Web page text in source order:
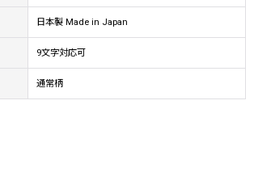
日本製 Made in Japan
9文字対応可
通常柄